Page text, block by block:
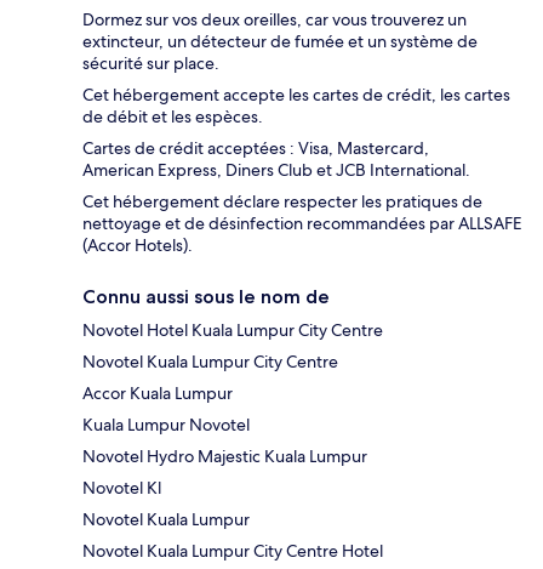
Dormez sur vos deux oreilles, car vous trouverez un
extincteur, un détecteur de fumée et un système de
sécurité sur place.
Cet hébergement accepte les cartes de crédit, les cartes
de débit et les espèces.
Cartes de crédit acceptées : Visa, Mastercard,
American Express, Diners Club et JCB International.
Cet hébergement déclare respecter les pratiques de
nettoyage et de désinfection recommandées par ALLSAFE
(Accor Hotels).
Connu aussi sous le nom de
Novotel Hotel Kuala Lumpur City Centre
Novotel Kuala Lumpur City Centre
Accor Kuala Lumpur
Kuala Lumpur Novotel
Novotel Hydro Majestic Kuala Lumpur
Novotel Kl
Novotel Kuala Lumpur
Novotel Kuala Lumpur City Centre Hotel